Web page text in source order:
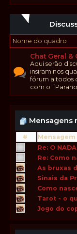
Nome do quadro
Chat Geral &
Aqui serão
insiram nos
fórum a todos
com o
Mensagens
#
Mensagem
Re: O
Re: Como
As bruxas
Sinais da
Como
Tarot - o
Jogo do